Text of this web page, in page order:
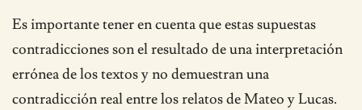
Es importante tener en cuenta que estas supuestas
contradicciones son el resultado de una interpretación
errónea de los textos y no demuestran una
contradicción real entre los relatos de Mateo y Lucas.